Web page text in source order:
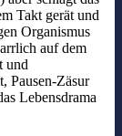
Takt gerät und
Organismus
auf dem
und
Pausen-Zäsur
Lebensdrama